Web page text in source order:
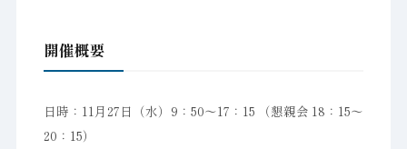
開催概要
日時：11月27日（水）9：50〜17：15 （懇親会 18：15〜
20：15）